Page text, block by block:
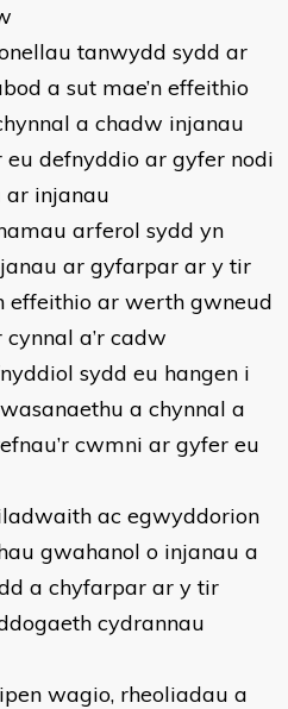
tanwydd sydd ar
a sut mae’n effeithio
a chadw injanau
defnyddio ar gyfer nodi
injanau
arferol sydd yn
ar gyfarpar ar y tir
effeithio ar werth gwneud
a’r cadw
sydd eu hangen i
a chynnal a
cwmni ar gyfer eu
ac egwyddorion
gwahanol o injanau a
a chyfarpar ar y tir
cydrannau
wagio, rheoliadau a